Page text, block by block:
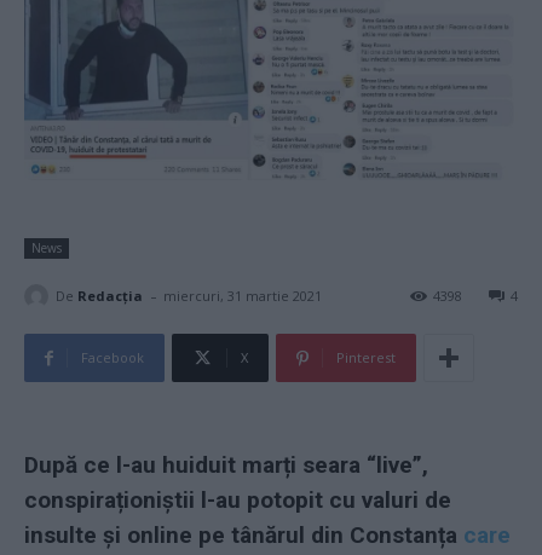
News
De Redacţia - miercuri, 31 martie 2021 4
4398
Facebook X Pinterest
După ce l-au huiduit marți seara “live”,
conspiraționiștii l-au potopit cu valuri de
insulte și online pe tânărul din Constanța care